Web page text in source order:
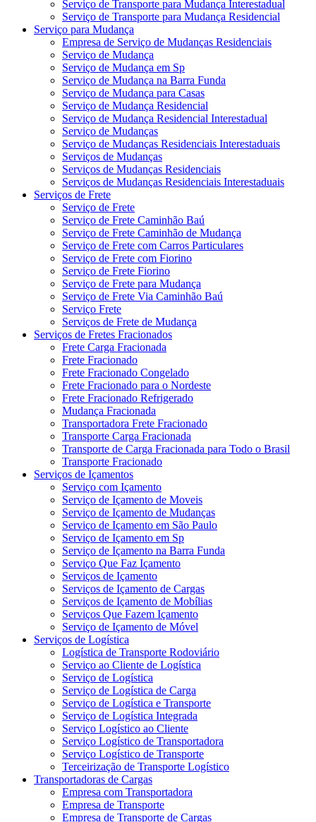
Serviço de Transporte para Mudança Interestadual
Serviço de Transporte para Mudança Residencial
Serviço para Mudança
Empresa de Serviço de Mudanças Residenciais
Serviço de Mudança
Serviço de Mudança em Sp
Serviço de Mudança na Barra Funda
Serviço de Mudança para Casas
Serviço de Mudança Residencial
Serviço de Mudança Residencial Interestadual
Serviço de Mudanças
Serviço de Mudanças Residenciais Interestaduais
Serviços de Mudanças
Serviços de Mudanças Residenciais
Serviços de Mudanças Residenciais Interestaduais
Serviços de Frete
Serviço de Frete
Serviço de Frete Caminhão Baú
Serviço de Frete Caminhão de Mudança
Serviço de Frete com Carros Particulares
Serviço de Frete com Fiorino
Serviço de Frete Fiorino
Serviço de Frete para Mudança
Serviço de Frete Via Caminhão Baú
Serviço Frete
Serviços de Frete de Mudança
Serviços de Fretes Fracionados
Frete Carga Fracionada
Frete Fracionado
Frete Fracionado Congelado
Frete Fracionado para o Nordeste
Frete Fracionado Refrigerado
Mudança Fracionada
Transportadora Frete Fracionado
Transporte Carga Fracionada
Transporte de Carga Fracionada para Todo o Brasil
Transporte Fracionado
Serviços de Içamentos
Serviço com Içamento
Serviço de Içamento de Moveis
Serviço de Içamento de Mudanças
Serviço de Içamento em São Paulo
Serviço de Içamento em Sp
Serviço de Içamento na Barra Funda
Serviço Que Faz Içamento
Serviços de Içamento
Serviços de Içamento de Cargas
Serviços de Içamento de Mobílias
Serviços Que Fazem Içamento
Serviço de Içamento de Móvel
Serviços de Logística
Logística de Transporte Rodoviário
Serviço ao Cliente de Logística
Serviço de Logística
Serviço de Logística de Carga
Serviço de Logística e Transporte
Serviço de Logística Integrada
Serviço Logístico ao Cliente
Serviço Logístico de Transportadora
Serviço Logístico de Transporte
Terceirização de Transporte Logístico
Transportadoras de Cargas
Empresa com Transportadora
Empresa de Transporte
Empresa de Transporte de Cargas